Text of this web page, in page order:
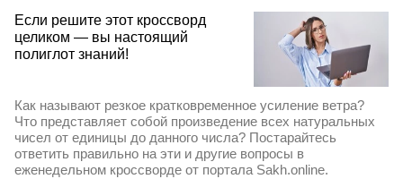
Если решите этот кроссворд
целиком — вы настоящий
полиглот знаний!
Как называют резкое кратковременное усиление ветра?
Что представляет собой произведение всех натуральных
чисел от единицы до данного числа? Постарайтесь
ответить правильно на эти и другие вопросы в
еженедельном кроссворде от портала Sakh.online.